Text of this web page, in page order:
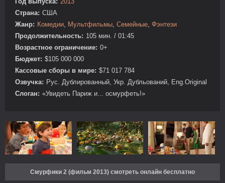
Страна: США
Жанр: Комедии, Мультфильмы, Семейные, Фэнтези
Продолжительность: 105 мин. / 01:45
Возрастное ограничение: 0+
Бюджет: $105 000 000
Кассовые сборы в мире: $71 017 784
Озвучка: Рус. Дублированный, Укр. Дубльований, Eng.Original
Слоган: «Увидеть Париж и... осмурфеть!»
Смурфики 2 (фильм 2013) смотреть онлайн бесплатно